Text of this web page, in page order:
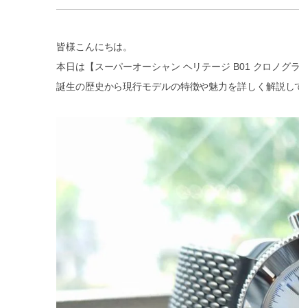
皆様こんにちは。
本日は【スーパーオーシャン ヘリテージ B01 クロノグ
誕生の歴史から現行モデルの特徴や魅力を詳しく解説し